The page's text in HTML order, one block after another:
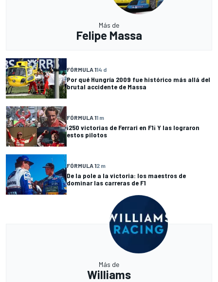
Más de
Felipe Massa
FÓRMULA 114 d
Por qué Hungría 2009 fue histórico más allá del
brutal accidente de Massa
FÓRMULA 11 m
¡250 victorias de Ferrari en F1¡ Y las lograron
estos pilotos
FÓRMULA 12 m
De la pole a la victoria: los maestros de
dominar las carreras de F1
Más de
Williams